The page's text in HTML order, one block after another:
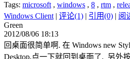
Tags: microsoft, windows , 8 , rtm ,
Windows Client| 评论(1) | 引用(0) | 阅
Green
2012/08/06 18:13
回桌面很简单啊. 在 Windows new
Desktop,点一下就回到桌面了. 另外